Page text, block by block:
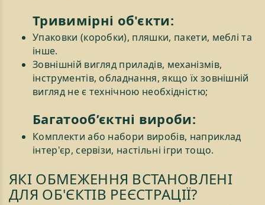
Тривимірні об'єкти:
Упаковки (коробки), пляшки, пакети, меблі та
інше.
Зовнішній вигляд приладів, механізмів,
інструментів, обладнання, якщо їх зовнішній
вигляд не є технічною необхідністю;
Багатооб’єктні вироби:
Комплекти або набори виробів, наприклад
інтер'єр, сервізи, настільні ігри тощо.
ЯКІ ОБМЕЖЕННЯ ВСТАНОВЛЕНІ
ДЛЯ ОБ'ЄКТІВ РЕЄСТРАЦІЇ?